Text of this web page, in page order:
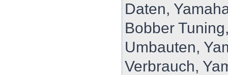
Daten,
Bobber
Umbauten,
Verbrauch,